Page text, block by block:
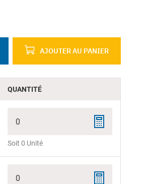
AJOUTER AU PANIER
QUANTITÉ
0
Soit 0 Unité
0